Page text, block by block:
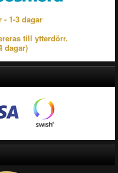
- 1-3 dagar
till ytterdörr.
dagar)